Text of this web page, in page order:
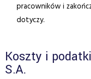
pracowników i
dotyczy.
Koszty i
S.A.